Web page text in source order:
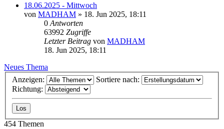
18.06.2025 - Mittwoch
von MADHAM » 18. Jun 2025, 18:11
0 Antworten
63992 Zugriffe
Letzter Beitrag von MADHAM
18. Jun 2025, 18:11
Neues Thema
Anzeigen:
Sortiere nach:
Richtung:
454 Themen